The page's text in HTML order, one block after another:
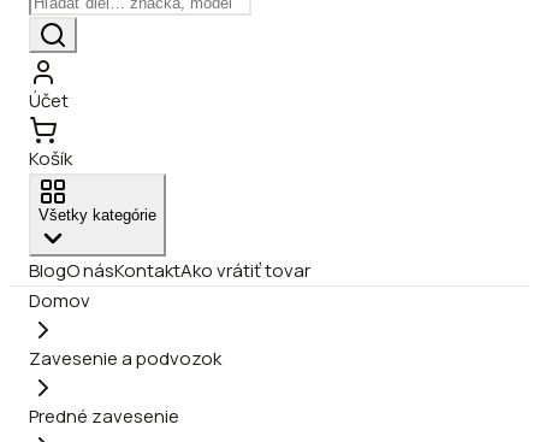
Účet
Košík
Všetky kategórie
BlogO násKontaktAko vrátiť tovar
Domov
Zavesenie a podvozok
Predné zavesenie